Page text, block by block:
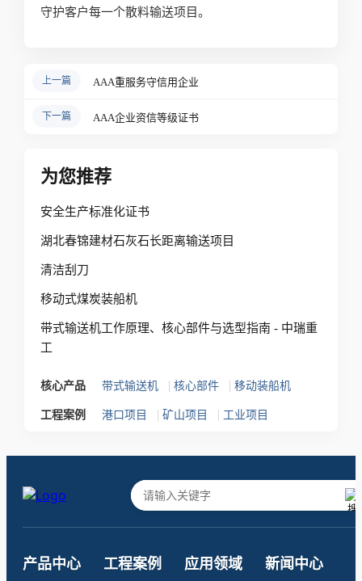
守护客户每一个散料输送项目。
上一篇 AAA重服务守信用企业
下一篇 AAA企业资信等级证书
为您推荐
安全生产标准化证书
湖北春锦建材石灰石长距离输送项目
清洁刮刀
移动式煤炭装船机
带式输送机工作原理、核心部件与选型指南 - 中瑞重
工
核心产品 带式输送机 | 核心部件 | 移动装船机
工程案例 港口项目 | 矿山项目 | 工业项目
产品中心 工程案例 应用领域 新闻中心